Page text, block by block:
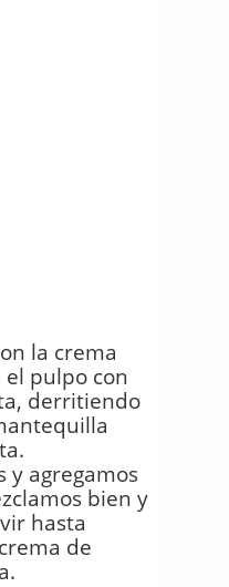
la crema
pulpo con
derritiendo
y agregamos
bien y
hasta
de